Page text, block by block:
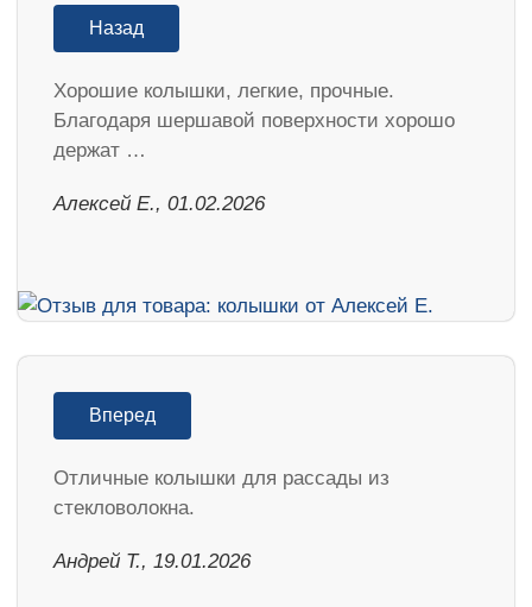
Назад
Хорошие колышки, легкие, прочные.
Благодаря шершавой поверхности хорошо
держат …
Алексей Е., 01.02.2026
Вперед
Отличные колышки для рассады из
стекловолокна.
Андрей Т., 19.01.2026